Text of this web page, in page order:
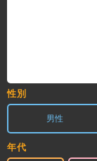
性別
男性
年代